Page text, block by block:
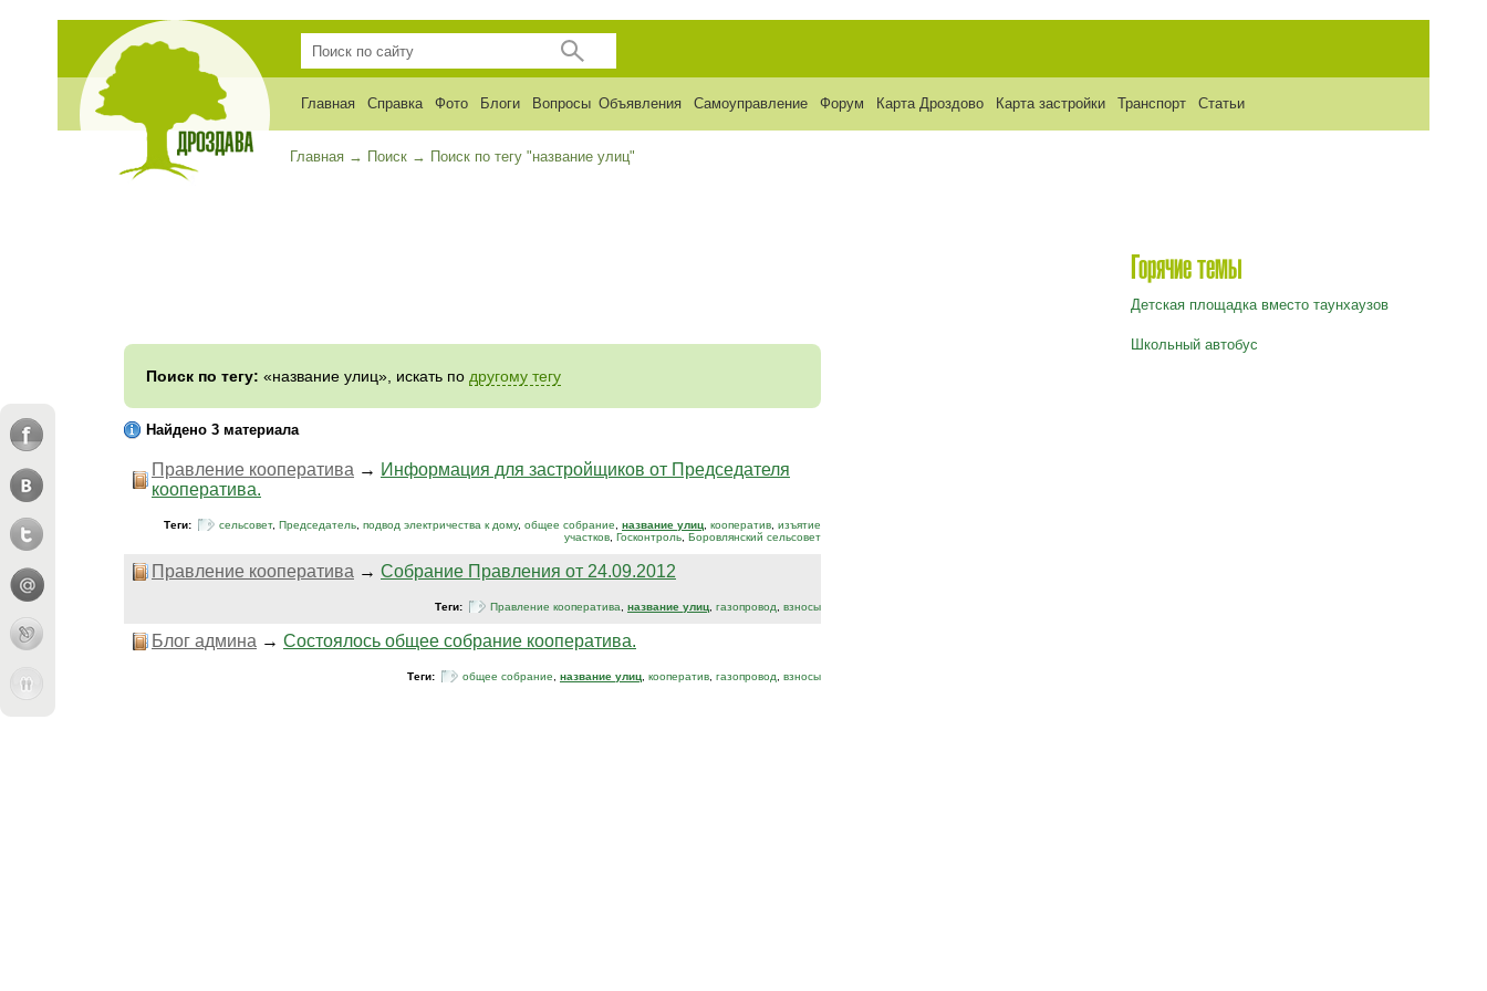
Главная Справка Фото Блоги Вопросы Объявления Самоуправление Форум Карта Дроздово Карта застройки Транспорт Статьи
Главная → Поиск → Поиск по тегу "название улиц"
Поиск по тегу: «название улиц», искать по другому тегу
Найдено 3 материала
Правление кооператива → Информация для застройщиков от Председателя
кооператива.
Теги: сельсовет, Председатель подвод электричества к дому, общее собрание название улиц кооператив изъятие
участков Госконтроль Боровлянский сельсовет
Правление кооператива → Собрание Правления от 24.09.2012
Теги: Правление кооператива название улиц газопровод взносы
Блог админа → Состоялось общее собрание кооператива.
Теги: общее собрание название улиц кооператив газопровод взносы
Горячие темы
Детская площадка вместо таунхаузов
Школьный автобус